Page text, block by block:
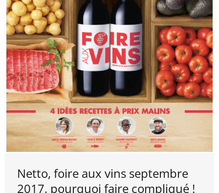
Netto, foire aux vins septembre
2017, pourquoi faire compliqué !